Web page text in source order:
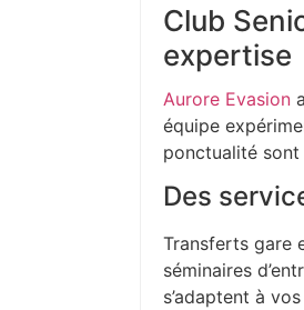
Club
expertise
Aurore Evasion
équipe
ponctualité
Des
Transferts gare
séminaires
s’adaptent à